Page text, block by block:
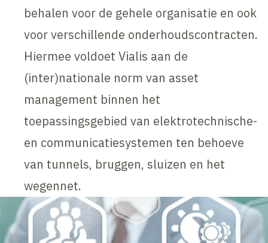
behalen voor de gehele organisatie en ook
voor verschillende onderhoudscontracten.
Hiermee voldoet Vialis aan de
(inter)nationale norm van asset
management binnen het
toepassingsgebied van elektrotechnische-
en communicatiesystemen ten behoeve
van tunnels, bruggen, sluizen en het
wegennet.